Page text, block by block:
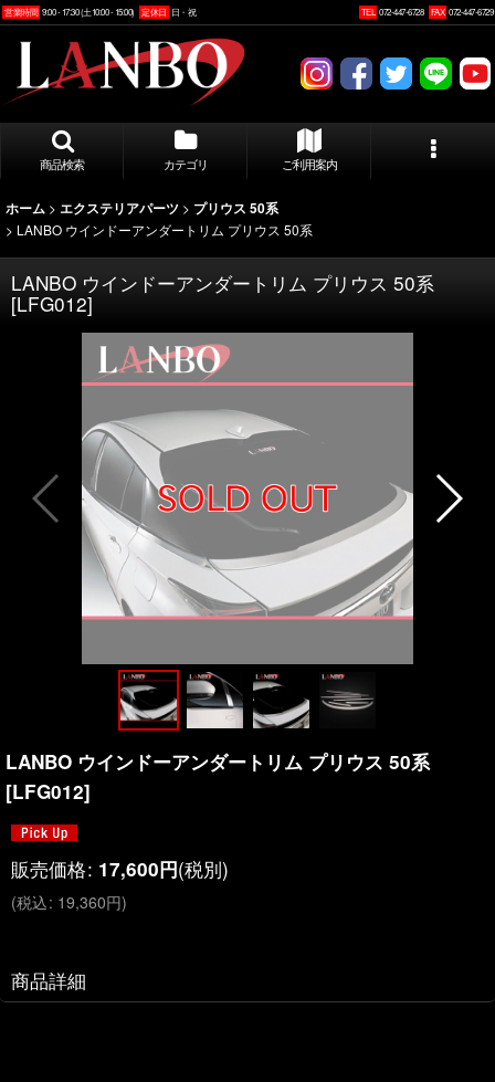
営業時間 9:00 - 17:30 (土10:00 - 15:00) 定休日 日・祝 TEL 072-447-6728 FAX 072-447-6729
商品検索 カテゴリ ご利用案内
ホーム > エクステリアパーツ > プリウス 50系
> LANBO ウインドーアンダートリム プリウス 50系
LANBO ウインドーアンダートリム プリウス 50系
[LFG012]
LANBO ウインドーアンダートリム プリウス 50系
[LFG012]
販売価格: 17,600円(税別)
(税込: 19,360円)
商品詳細